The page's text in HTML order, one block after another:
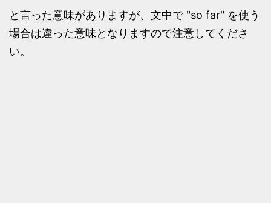
と言った意味がありますが、文中で "so far" を使う
場合は違った意味となりますので注意してくださ
い。